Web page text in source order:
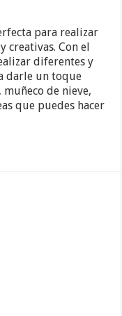
para realizar
creativas. Con el
diferentes y
darle un toque
de nieve,
que puedes hacer